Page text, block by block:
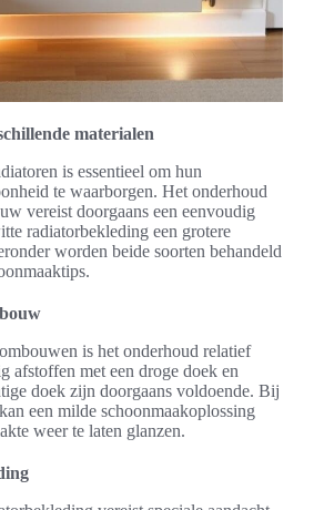
materialen
is essentieel om hun
te waarborgen. Het onderhoud
vereist doorgaans een eenvoudig
radiatorbekleding een grotere
worden beide soorten behandeld
is het onderhoud relatief
afstoffen met een droge doek en
doek zijn doorgaans voldoende. Bij
een milde schoonmaakoplossing
weer te laten glanzen.